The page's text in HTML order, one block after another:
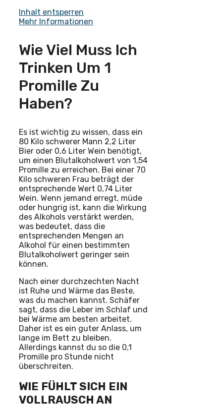
Inhalt entsperren
Mehr Informationen
Wie Viel Muss Ich
Trinken Um 1
Promille Zu
Haben?
Es ist wichtig zu wissen, dass ein
80 Kilo schwerer Mann 2,2 Liter
Bier oder 0,6 Liter Wein benötigt,
um einen Blutalkoholwert von 1,54
Promille zu erreichen. Bei einer 70
Kilo schweren Frau beträgt der
entsprechende Wert 0,74 Liter
Wein. Wenn jemand erregt, müde
oder hungrig ist, kann die Wirkung
des Alkohols verstärkt werden,
was bedeutet, dass die
entsprechenden Mengen an
Alkohol für einen bestimmten
Blutalkoholwert geringer sein
können.
Nach einer durchzechten Nacht
ist Ruhe und Wärme das Beste,
was du machen kannst. Schäfer
sagt, dass die Leber im Schlaf und
bei Wärme am besten arbeitet.
Daher ist es ein guter Anlass, um
lange im Bett zu bleiben.
Allerdings kannst du so die 0,1
Promille pro Stunde nicht
überschreiten.
WIE FÜHLT SICH EIN
VOLLRAUSCH AN